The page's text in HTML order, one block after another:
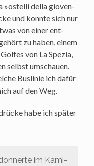
»ostel­li del­la gio­ven­
und konn­te sich nur
von einer ent­
zu haben, einem
von La Spe­zia,
selbst umschau­en.
Bus­li­nie ich dafür
auf den Weg.
habe ich spä­ter
im Kami­